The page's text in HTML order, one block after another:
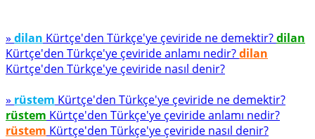
» dilan Kürtçe'den Türkçe'ye çeviride ne demektir?dilan
Kürtçe'den Türkçe'ye çeviride anlamı nedir?dilan
Kürtçe'den Türkçe'ye çeviride nasıl denir?
» rüstem Kürtçe'den Türkçe'ye çeviride ne demektir?
rüstem Kürtçe'den Türkçe'ye çeviride anlamı nedir?
rüstem Kürtçe'den Türkçe'ye çeviride nasıl denir?